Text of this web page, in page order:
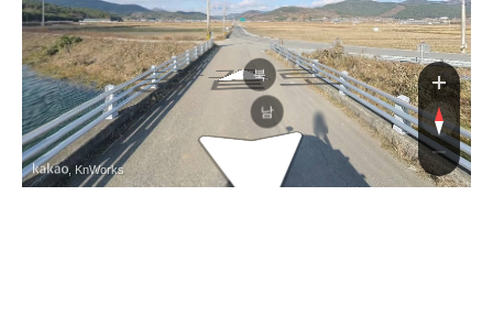
땅끝로
북
남
, KnWorks